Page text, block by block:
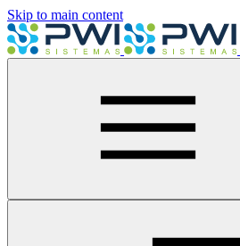
Skip to main content